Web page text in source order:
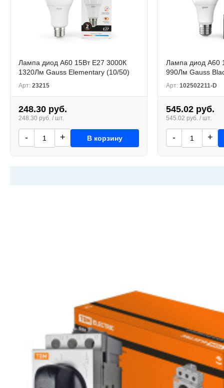
Лампа диод A60 15Вт Е27 3000К
1320Лм Gauss Elementary (10/50)
Арт: 23215
248.30 руб.
248.30 руб. / шт.
- + В корзину
Лампа диод A60
990Лм Gauss
Арт: 102502211-D
545.02 руб.
545.02 руб. / шт.
- +